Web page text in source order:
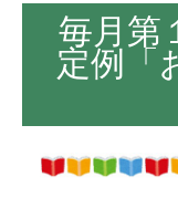
毎月第
定例「